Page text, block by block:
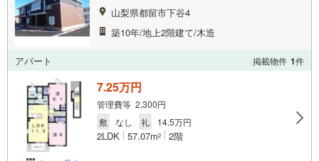
山梨県都留市下谷4
築10年/地上2階建て/木造
アパート 掲載物件 1件
7.25万円
管理費等 2,300円
敷
なし 礼 14.5万円
2LDK 57.07m2 2階